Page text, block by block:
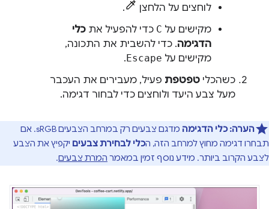
לוחצים על הלחצן
.
מקישים על C כדי להפעיל את כלי
הדגימה. כדי להשבית את התכונה,
מקישים על Escape
.
כשהכלי טפטפת פעיל, מעבירים את העכבר
מעל צבע היעד ולוחצים כדי לבחור דגימה.
הערה: כלי הדגימה
מדגם צבעים רק במרחב הצבעים sRGB. אם
תבחרו דגימה מחוץ למרחב הזה, הכלי לבחירת צבעים יקפיץ את הצבע
לצבע הקרוב ביותר. מידע נוסף זמין במאמר המרת צבעים.